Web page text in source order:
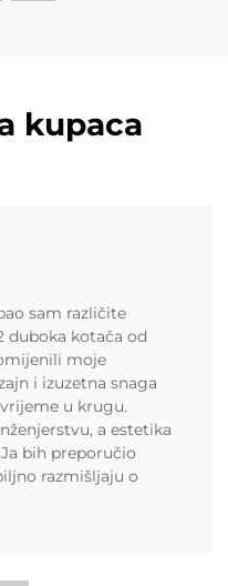
kupaca
sam različite
duboka kotača od
moje
i izuzetna snaga
u krugu.
a estetika
bih preporučio
razmišljaju o